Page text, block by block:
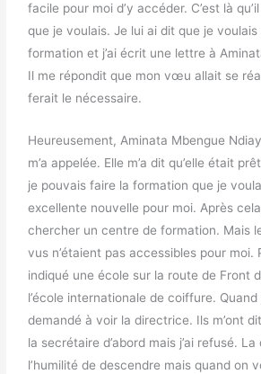
facile pour moi d’y accéder. C’est là
que je voulais. Je lui ai dit que je voulais
formation et j’ai écrit une lettre à
Il me répondit que mon vœu allait se
ferait le nécessaire.
Heureusement, Aminata Mbengue
m’a appelée. Elle m’a dit qu’elle était
je pouvais faire la formation que je
excellente nouvelle pour moi. Après
chercher un centre de formation. Mais
vus n’étaient pas accessibles pour moi.
indiqué une école sur la route de Front
l’école internationale de coiffure. Quand
demandé à voir la directrice. Ils m’ont
la secrétaire d’abord mais j’ai refusé.
l’humilité de descendre mais quand on